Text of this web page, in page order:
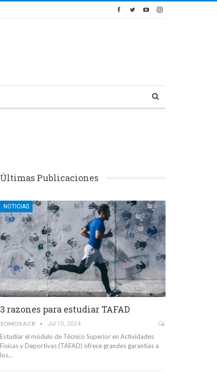
Últimas Publicaciones
NOTICIAS
3 razones para estudiar TAFAD
SOMOS ACB Jul 10, 2024
Estudiar el módulo de Técnico Superior en Actividades
Físicas y Deportivas (TAFAD) ofrece grandes garantías a
los…